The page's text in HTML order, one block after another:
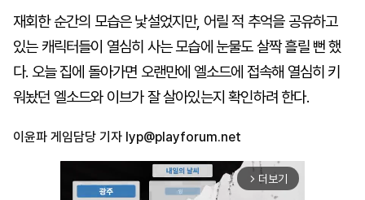
재회한 순간의 모습은 낯설었지만, 어릴 적 추억을 공유하고
있는 캐릭터들이 열심히 사는 모습에 눈물도 살짝 흘릴 뻔 했
다. 오늘 집에 돌아가면 오랜만에 엘소드에 접속해 열심히 키
워놨던 엘소드와 이브가 잘 살아있는지 확인하려 한다.
이윤파 게임담당 기자 lyp@playforum.net
arrow_forward_ios 더보기